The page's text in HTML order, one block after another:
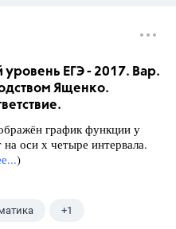
ЕГЭ - 2017. Вар.
Ященко.
график функции у
оси х четыре интервала.
)
+1